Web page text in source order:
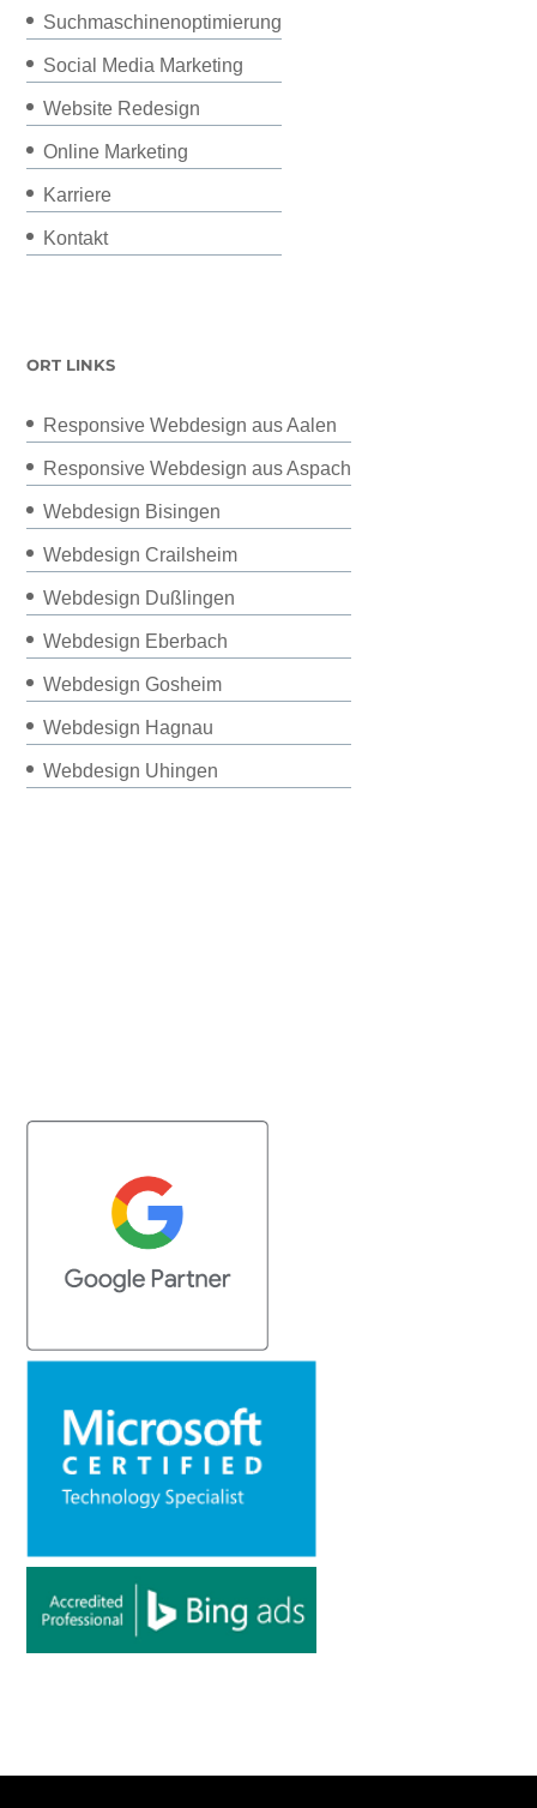
Suchmaschinenoptimierung
Social Media Marketing
Website Redesign
Online Marketing
Karriere
Kontakt
ORT LINKS
Responsive Webdesign aus Aalen
Responsive Webdesign aus Aspach
Webdesign Bisingen
Webdesign Crailsheim
Webdesign Dußlingen
Webdesign Eberbach
Webdesign Gosheim
Webdesign Hagnau
Webdesign Uhingen